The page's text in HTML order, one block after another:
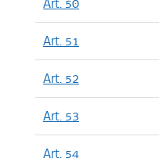
Art. 51
Art. 52
Art. 53
Art. 54